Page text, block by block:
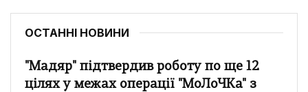
ОСТАННІ НОВИНИ
"Мадяр" підтвердив роботу по ще 12
цілях у межах операції "МоЛоЧКа" з